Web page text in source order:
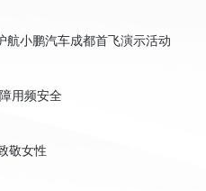
航小鹏汽车成都首飞演示活动
用频安全
敬女性